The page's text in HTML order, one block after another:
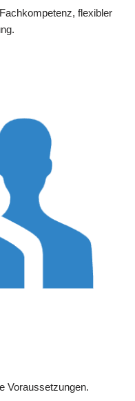
flexibler
Voraussetzungen.